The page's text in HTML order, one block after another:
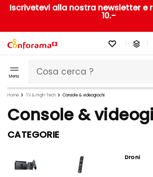
Iscrivetevi alla nostra newsletter e
10.-
Menu
Home TV & High-Tech Console & videogiochi
Console &
CATEGORIE
Droni